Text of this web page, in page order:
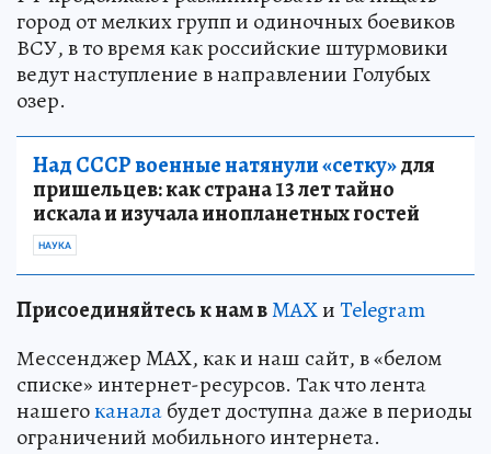
город от мелких групп и одиночных боевиков
ВСУ, в то время как российские штурмовики
ведут наступление в направлении Голубых
озер.
Над СССР военные натянули «сетку»для
пришельцев: как страна 13 лет тайно
искала и изучала инопланетных гостей
НАУКА
Присоединяйтесь к нам вMAXиTelegram
Мессенджер MAX, как и наш сайт, в «белом
списке» интернет-ресурсов. Так что лента
нашегоканалабудет доступна даже в периоды
ограничений мобильного интернета.